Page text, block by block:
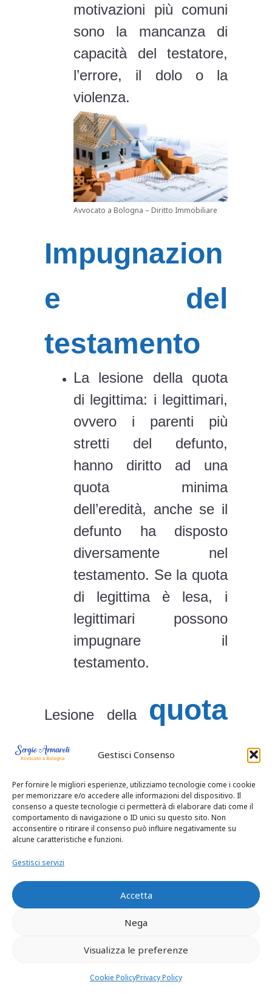
Gestisci Consenso
Per fornire le migliori esperienze, utilizziamo tecnologie come i cookie
per memorizzare e/o accedere alle informazioni del dispositivo. Il
consenso a queste tecnologie ci permetterà di elaborare dati come il
comportamento di navigazione o ID unici su questo sito. Non
acconsentire o ritirare il consenso può influire negativamente su
alcune caratteristiche e funzioni.
Gestisci servizi
Accetta
Nega
Visualizza le preferenze
Cookie PolicyPrivacy Policy
motivazioni più comuni
sono la mancanza di
capacità del testatore,
l’errore, il dolo o la
violenza.
Avvocato a Bologna – Diritto Immobiliare
Impugnazion
e del
testamento
La lesione della quota
di legittima: i legittimari,
ovvero i parenti più
stretti del defunto,
hanno diritto ad una
quota minima
dell’eredità, anche se il
defunto ha disposto
diversamente nel
testamento. Se la quota
di legittima è lesa, i
legittimari possono
impugnare il
testamento.
Lesione della quota
di legittima
La divisione
dell’eredità: in assenza
di testamento, l’eredità
regole stabilite dalla
legge. Se gli eredi non
divisione dell’eredità,